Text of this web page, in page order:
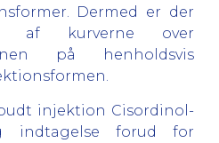
Dermed er der
af kurverne over
på henholdsvis
injektion Cisordinol-
indtagelse forud for